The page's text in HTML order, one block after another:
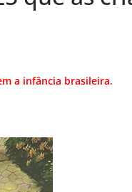
a infância brasileira.